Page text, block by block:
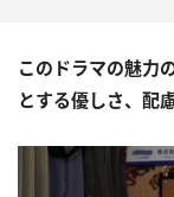
このドラマの魅力
とする優しさ、配